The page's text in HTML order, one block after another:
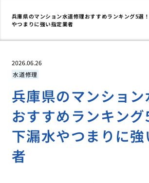
兵庫県のマンション水道修理おすすめランキング5選
やつまりに強い指定業者
2026.06.26
水道修理
兵庫県のマンショ
おすすめランキン
下漏水やつまりに
者